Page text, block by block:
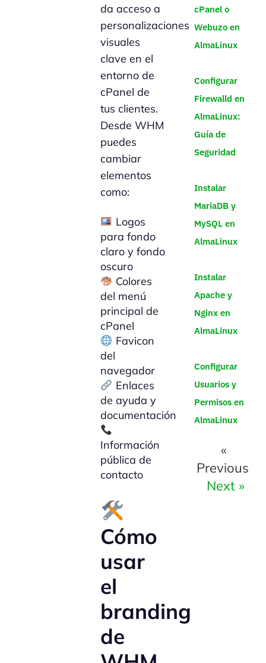
da acceso a
personalizaciones
visuales
clave en el
entorno de
cPanel de
tus clientes.
Desde WHM
puedes
cambiar
elementos
como:
Logos
para fondo
claro y fondo
oscuro
Colores
del menú
principal de
cPanel
Favicon
del
navegador
Enlaces
de ayuda y
documentación
Información
pública de
contacto
Cómo
usar
el
branding
de
cPanel o
Webuzo en
AlmaLinux
Configurar
Firewalld en
AlmaLinux:
Guía de
Seguridad
Instalar
MariaDB y
MySQL en
AlmaLinux
Instalar
Apache y
Nginx en
AlmaLinux
Configurar
Usuarios y
Permisos en
AlmaLinux
«
Previous
Next »